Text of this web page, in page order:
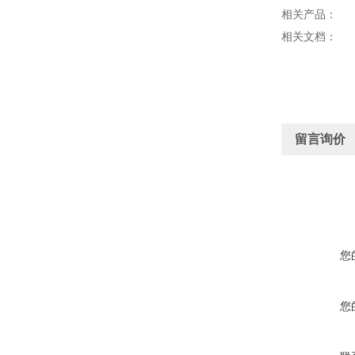
相关产品：
相关文档：
留言询价
您
您